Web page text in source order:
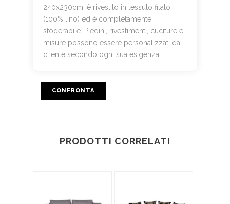
240x230cm, è rivestito in tessuto filato
(100% lino) ed è completamente
sfoderabile. Piedini, rivestimenti, cuciture e
misure possono essere personalizzati dal
cliente secondo ogni sua esigenza.
CONFRONTA
PRODOTTI CORRELATI